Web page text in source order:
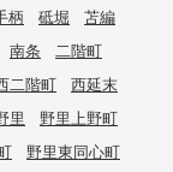
柄 砥堀
苫編
南条
二階町
二階町
西延末
里
野里上野町
野里東同心町